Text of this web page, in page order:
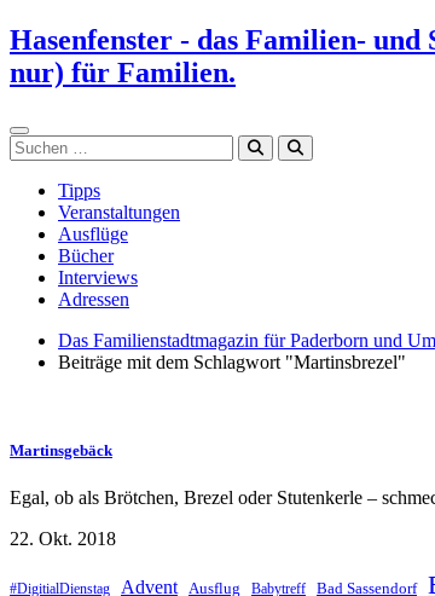
Zum
Inhalt
springen
Hasenfenster - das Familien-
nur) für Familien.
Suchen
Tipps
Veranstaltungen
Ausflüge
Bücher
Interviews
Adressen
Das Familienstadtmagazin für Paderborn und
Beiträge mit dem Schlagwort "Martinsbrezel"
Martinsgebäck
Egal, ob als Brötchen, Brezel oder Stutenkerle –
22. Okt. 2018
#DigitialDienstag Advent Ausflug Babytreff Bad Sassendorf